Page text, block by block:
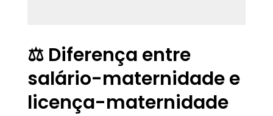
⚖️ Diferença entre
salário-maternidade e
licença-maternidade